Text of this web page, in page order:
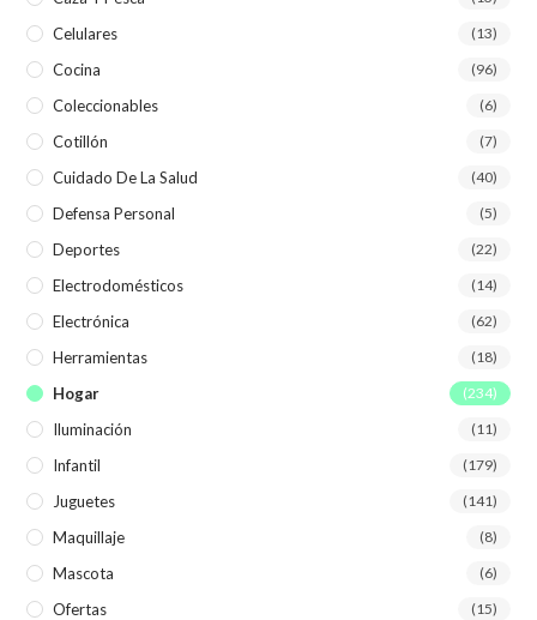
Celulares (13)
Cocina (96)
Coleccionables (6)
Cotillón (7)
Cuidado De La Salud (40)
Defensa Personal (5)
Deportes (22)
Electrodomésticos (14)
Electrónica (62)
Herramientas (18)
Hogar (234)
Iluminación (11)
Infantil (179)
Juguetes (141)
Maquillaje (8)
Mascota (6)
Ofertas (15)